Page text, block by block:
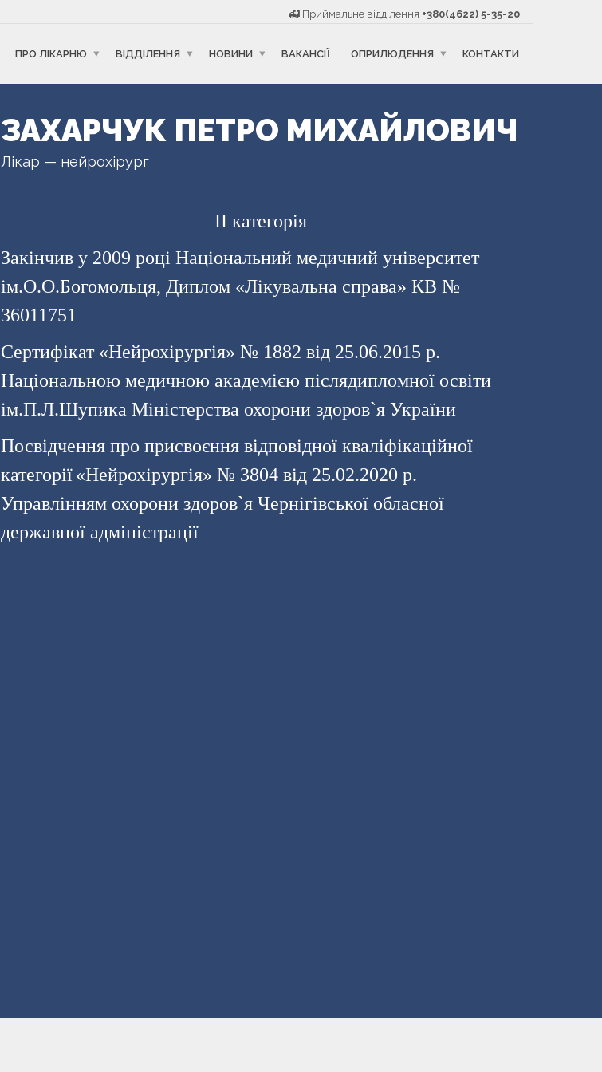
Приймальне відділення +380(4622) 5-35-20
ПРО ЛІКАРНЮ ВІДДІЛЕННЯ НОВИНИ ВАКАНСІЇ ОПРИЛЮДЕННЯ КОНТАКТИ
ЗАХАРЧУК ПЕТРО МИХАЙЛОВИЧ
Лікар — нейрохірург
II категорія
Закінчив у 2009 році Національний медичний університет
ім.О.О.Богомольця, Диплом «Лікувальна справа» КВ №
36011751
Сертифікат «Нейрохірургія» № 1882 від 25.06.2015 р.
Національною медичною академією післядипломної освіти
ім.П.Л.Шупика Міністерства охорони здоров`я України
Посвідчення про присвоєння відповідної кваліфікаційної
категорії «Нейрохірургія» № 3804 від 25.02.2020 р.
Управлінням охорони здоров`я Чернігівської обласної
державної адміністрації